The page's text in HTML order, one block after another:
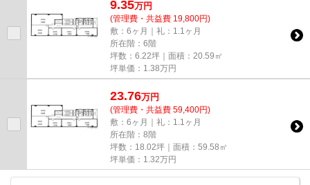
9.35万円
(管理費・共益費 19,800円)
敷：6ヶ月｜礼：1.1ヶ月
所在階：6階
坪数：6.22坪｜面積：20.59㎡
坪単価： 1.38万円
23.76万円
(管理費・共益費 59,400円)
敷：6ヶ月｜礼：1.1ヶ月
所在階：8階
坪数：18.02坪｜面積：59.58㎡
坪単価： 1.32万円